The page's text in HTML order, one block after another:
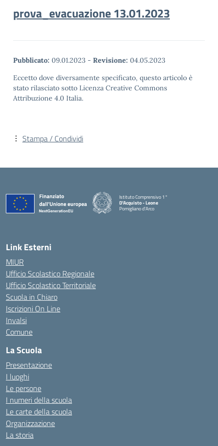
prova_evacuazione 13.01.2023
Pubblicato: 09.01.2023 - Revisione: 04.05.2023
Eccetto dove diversamente specificato, questo articolo è
stato rilasciato sotto Licenza Creative Commons
Attribuzione 4.0 Italia.
Stampa / Condividi
Istituto Comprensivo 1°
D'Acquisto - Leone
Pomigliano d'Arco
— Visita la pagina iniziale della scuola
Link Esterni
MIUR
Ufficio Scolastico Regionale
Ufficio Scolastico Territoriale
Scuola in Chiaro
Iscrizioni On Line
Invalsi
Comune
La Scuola
Presentazione
I luoghi
Le persone
I numeri della scuola
Le carte della scuola
Organizzazione
La storia